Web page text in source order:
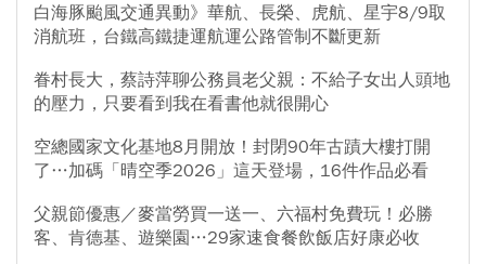
白海豚颱風交通異動》華航、長榮、虎航、星宇8/9取
消航班，台鐵高鐵捷運航運公路管制不斷更新
眷村長大，蔡詩萍聊公務員老父親：不給子女出人頭地
的壓力，只要看到我在看書他就很開心
空總國家文化基地8月開放！封閉90年古蹟大樓打開
了…加碼「晴空季2026」這天登場，16件作品必看
父親節優惠／麥當勞買一送一、六福村免費玩！必勝
客、肯德基、遊樂園…29家速食餐飲飯店好康必收